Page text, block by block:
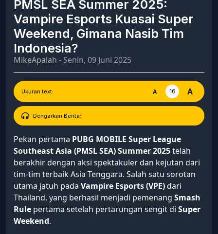
PMSL SEA Summer 2025:
Vampire Esports Kuasai Super
Weekend, Gimana Nasib Tim
Indonesia?
MikeApalah - Senin, 09 Juni 2025
Ukuran text: A 16 A
Dengarkan Berita:
Pekan pertama PUBG MOBILE Super League
Southeast Asia (PMSL SEA) Summer 2025telah
berakhir dengan aksi spektakuler dan kejutan dari
tim-tim terbaik Asia Tenggara. Salah satu sorotan
utama jatuh pada Vampire Esports (VPE)dari
Thailand, yang berhasil menjadi pemenang Smash
Rule pertama setelah pertarungan sengit di Super
Weekend.